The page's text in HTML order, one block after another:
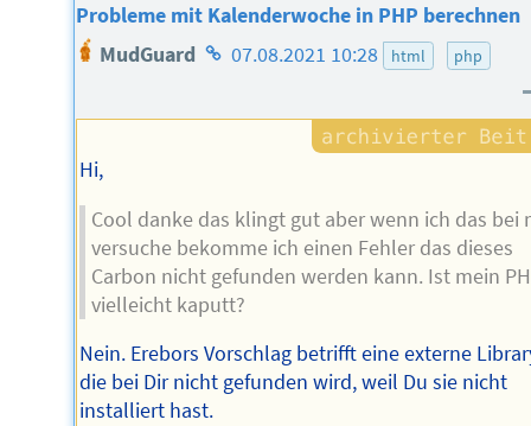
Probleme mit Kalenderwoche in PHP berechnen
MudGuard Homepage
Autors
07.08.2021 10:28 html php
Hi,
Cool danke das klingt gut aber wenn ich das bei
versuche bekomme ich einen Fehler das dieses
Carbon nicht gefunden werden kann. Ist mein
vielleicht kaputt?
Nein. Erebors Vorschlag betrifft eine externe
die bei Dir nicht gefunden wird, weil Du sie nicht
installiert hast.